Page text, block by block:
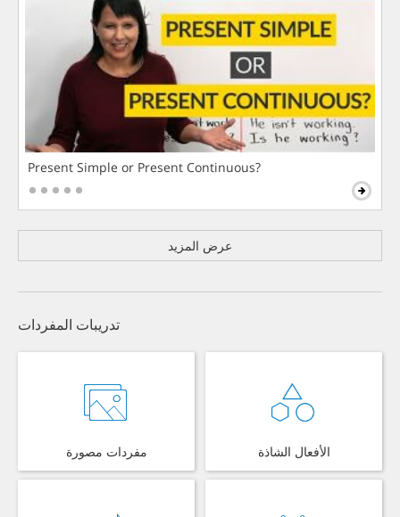
Present Simple or Present Continuous?
عرض المزيد
تدريبات المفردات
مفردات مصورة الأفعال الشاذة